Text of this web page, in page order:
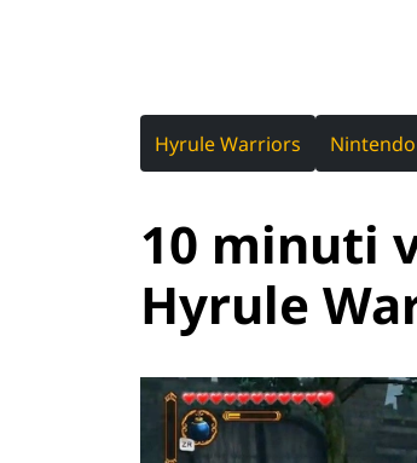
Hyrule Warriors Nintendo
10 minuti
Hyrule